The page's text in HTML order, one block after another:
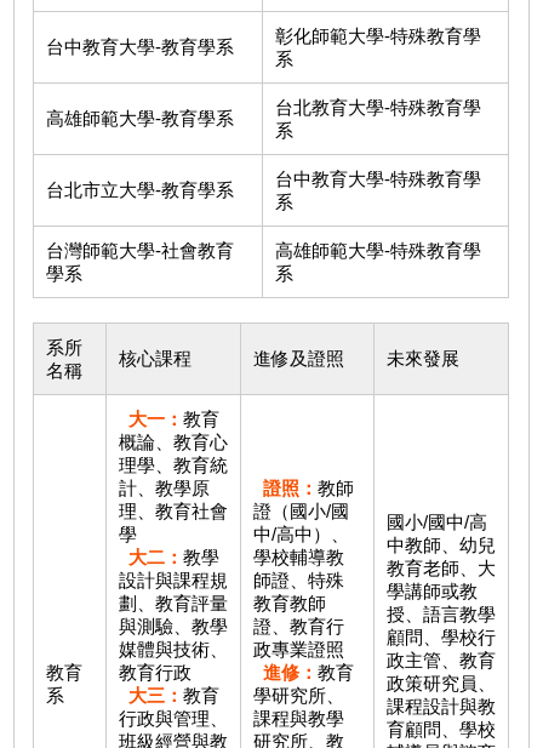
台中教育大學-教育學系
彰化師範大學-特殊教育學
系
高雄師範大學-教育學系
台北教育大學-特殊教育學
系
台北市立大學-教育學系
台中教育大學-特殊教育學
系
台灣師範大學-社會教育
學系
高雄師範大學-特殊教育學
系
系所
名稱
核心課程 進修及證照 未來發展
教育
系
大一：教育
概論、教育心
理學、教育統
計、教學原
理、教育社會
學
大二：教學
設計與課程規
劃、教育評量
與測驗、教學
媒體與技術、
教育行政
大三：教育
行政與管理、
班級經營與教
證照：教師
證（國小/國
中/高中）、
學校輔導教
師證、特殊
教育教師
證、教育行
政專業證照
進修：教育
學研究所、
課程與教學
研究所、教
國小/國中/高
中教師、幼兒
教育老師、大
學講師或教
授、語言教學
顧問、學校行
政主管、教育
政策研究員、
課程設計與教
育顧問、學校